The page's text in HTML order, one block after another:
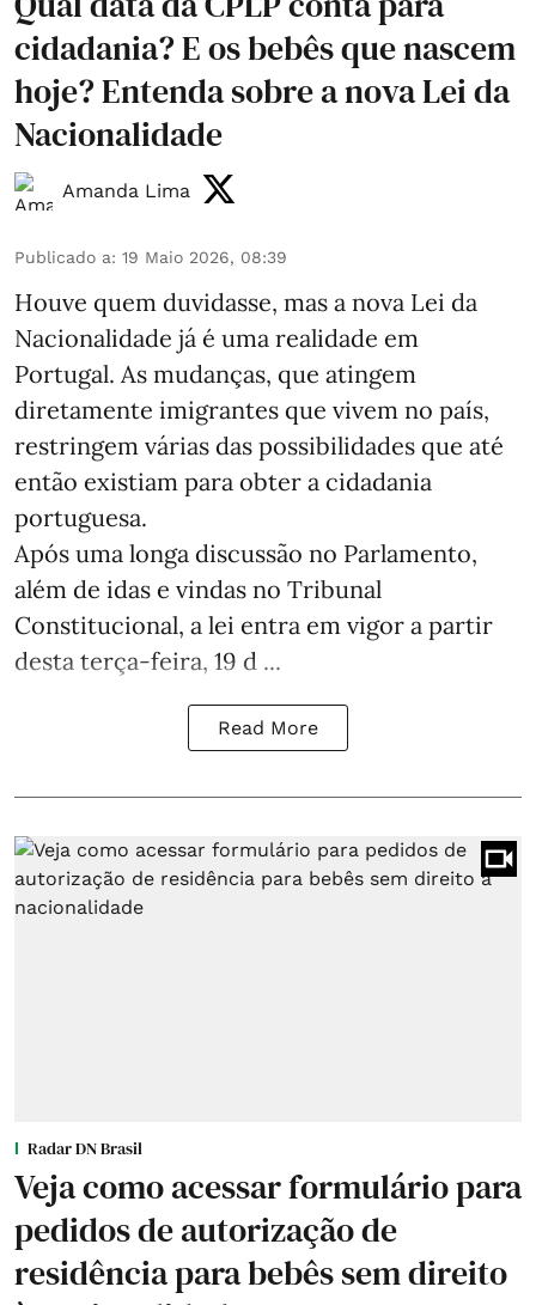
cidadania? E os bebês que nascem
hoje? Entenda sobre a nova Lei da
Nacionalidade
Amanda Lima
Publicado a: 19 Maio 2026, 08:39
Houve quem duvidasse, mas a nova Lei da
Nacionalidade já é uma realidade em
Portugal. As mudanças, que atingem
diretamente imigrantes que vivem no país,
restringem várias das possibilidades que até
então existiam para obter a cidadania
portuguesa.
Após uma longa discussão no Parlamento,
além de idas e vindas no Tribunal
Constitucional, a lei entra em vigor a partir
desta terça-feira, 19 d ...
Read More
Radar DN Brasil
Veja como acessar formulário para
pedidos de autorização de
residência para bebês sem direito